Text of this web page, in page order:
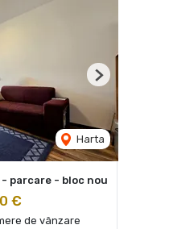
Harta
Next
parcare - bloc nou
€
de vânzare